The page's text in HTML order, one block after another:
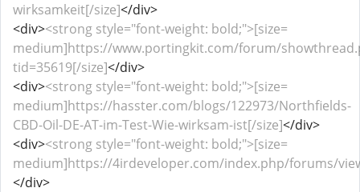
wirksamkeit[/size]</div>
<div><strong style="font-weight: bold;">[size=
medium]https://www.portingkit.com/forum/
tid=35619[/size]</div>
<div><strong style="font-weight: bold;">[size=
medium]https://hasster.com/blogs/122973/Northfields-
CBD-Oil-DE-AT-im-Test-Wie-wirksam-ist[/size]</div>
<div><strong style="font-weight: bold;">[size=
medium]https://4irdeveloper.com/index.php/forums/
</div>